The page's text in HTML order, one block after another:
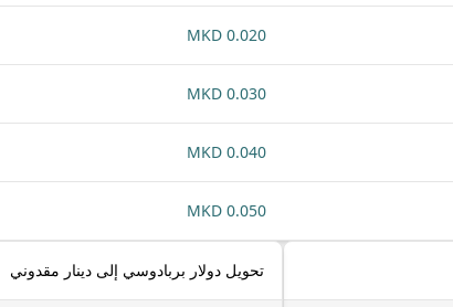
0.020 MKD
0.030 MKD
0.040 MKD
0.050 MKD
تحويل دولار بربادوسي إلى دينار مقدوني